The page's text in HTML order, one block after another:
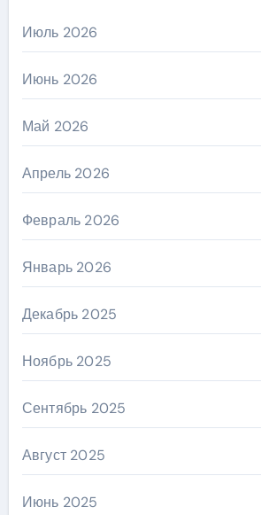
Июль 2026
Июнь 2026
Май 2026
Апрель 2026
Февраль 2026
Январь 2026
Декабрь 2025
Ноябрь 2025
Сентябрь 2025
Август 2025
Июнь 2025